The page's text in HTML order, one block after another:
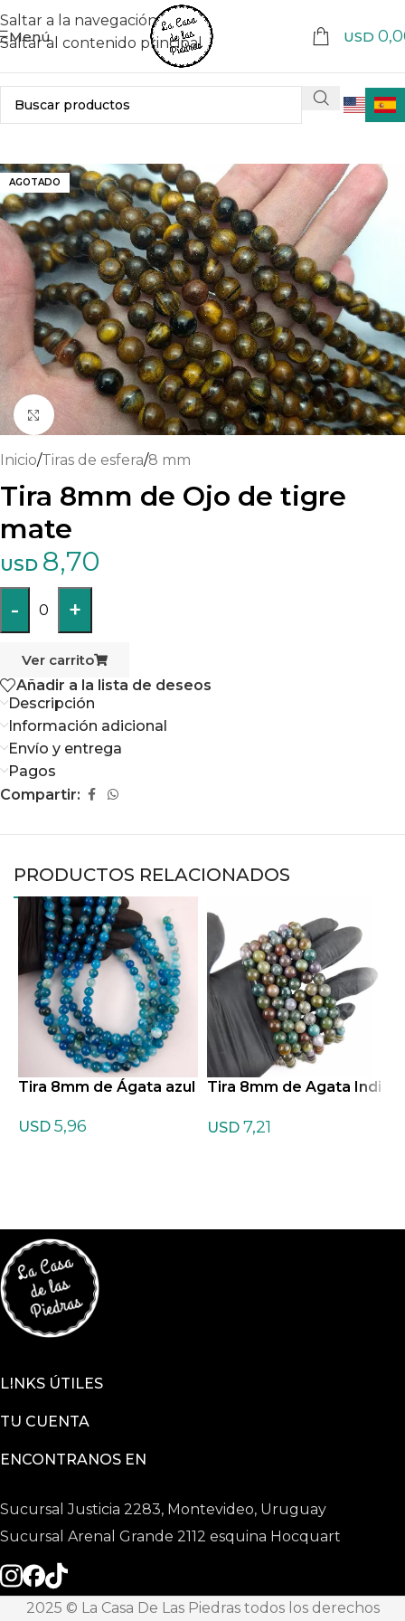
Saltar a la navegación
Saltar al contenido principal
Menú USD
AGOTADO
Haga clic para ampliar
Inicio/Tiras de esfera/8 mm
Tira 8mm de Ojo de tigre
mate
USD 8,70
- 0 +
Ver carrito
Añadir a la lista de deseos
Descripción
Información adicional
Envío y entrega
Pagos
Compartir:
PRODUCTOS RELACIONADOS
Tira 8mm de Ágata azul
USD 5,96
Tira 8mm de Agata Indi
USD 7,21
LINKS ÚTILES
TU CUENTA
ENCONTRANOS EN
Sucursal Justicia 2283, Montevideo, Uruguay
Sucursal Arenal Grande 2112 esquina Hocquart
2025 © La Casa De Las Piedras todos los derechos